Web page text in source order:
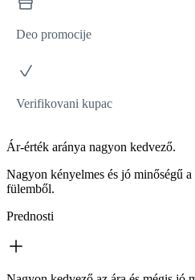
Deo promocije
Verifikovani kupac
Ár-érték aránya nagyon kedvező.
Nagyon kényelmes és jó minőségű
fülemből.
Prednosti